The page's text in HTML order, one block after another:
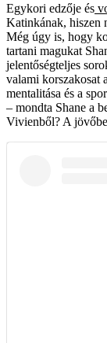
Egykori edzője és
Katinkának, hiszen
Még úgy is, hogy
tartani magukat
jelentőségteljes
valami korszakosat
mentalitása és a
– mondta Shane a
Vivienből? A